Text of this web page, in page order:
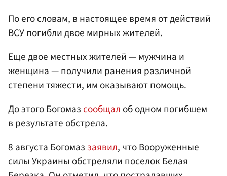
По его словам, в настоящее время от действий
ВСУ погибли двое мирных жителей.
Еще двое местных жителей — мужчина и
женщина — получили ранения различной
степени тяжести, им оказывают помощь.
До этого Богомазсообщалоб одном погибшем
в результате обстрела.
8 августа Богомаззаявил, что Вооруженные
силы Украины обстрелялипоселок Белая